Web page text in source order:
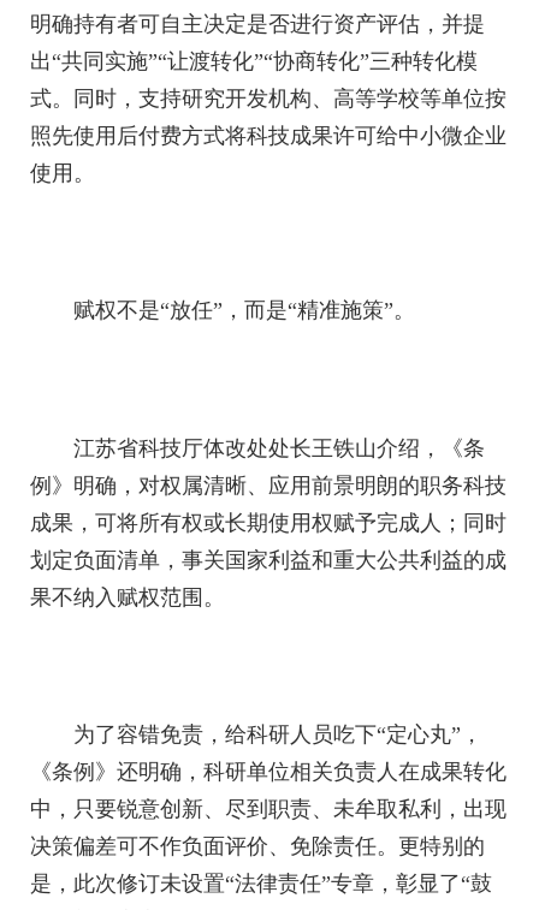
明确持有者可自主决定是否进行资产评估，并提
出“共同实施”“让渡转化”“协商转化”三种转化模
式。同时，支持研究开发机构、高等学校等单位按
照先使用后付费方式将科技成果许可给中小微企业
使用。
赋权不是“放任”，而是“精准施策”。
江苏省科技厅体改处处长王铁山介绍，《条
例》明确，对权属清晰、应用前景明朗的职务科技
成果，可将所有权或长期使用权赋予完成人；同时
划定负面清单，事关国家利益和重大公共利益的成
果不纳入赋权范围。
为了容错免责，给科研人员吃下“定心丸”，
《条例》还明确，科研单位相关负责人在成果转化
中，只要锐意创新、尽到职责、未牟取私利，出现
决策偏差可不作负面评价、免除责任。更特别的
是，此次修订未设置“法律责任”专章，彰显了“鼓